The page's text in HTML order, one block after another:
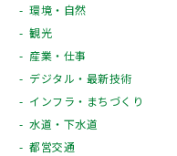
環境・自然
観光
産業・仕事
デジタル・最新技術
インフラ・まちづくり
水道・下水道
都営交通